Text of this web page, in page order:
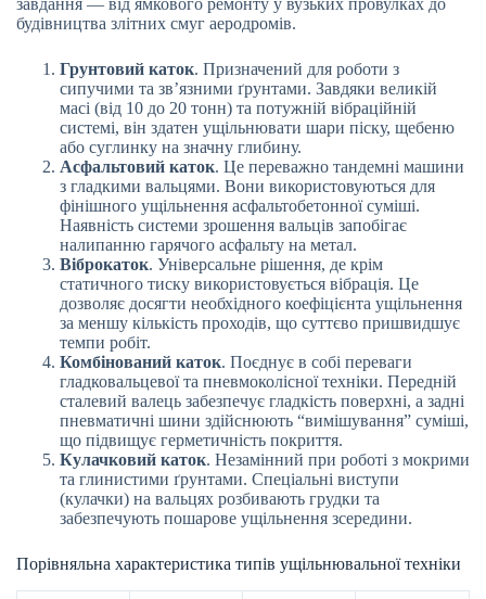
завдання — від ямкового ремонту у вузьких провулках до
будівництва злітних смуг аеродромів.
Грунтовий каток. Призначений для роботи з
сипучими та зв’язними ґрунтами. Завдяки великій
масі (від 10 до 20 тонн) та потужній вібраційній
системі, він здатен ущільнювати шари піску, щебеню
або суглинку на значну глибину.
Асфальтовий каток. Це переважно тандемні машини
з гладкими вальцями. Вони використовуються для
фінішного ущільнення асфальтобетонної суміші.
Наявність системи зрошення вальців запобігає
налипанню гарячого асфальту на метал.
Віброкаток. Універсальне рішення, де крім
статичного тиску використовується вібрація. Це
дозволяє досягти необхідного коефіцієнта ущільнення
за меншу кількість проходів, що суттєво пришвидшує
темпи робіт.
Комбінований каток. Поєднує в собі переваги
гладковальцевої та пневмоколісної техніки. Передній
сталевий валець забезпечує гладкість поверхні, а задні
пневматичні шини здійснюють “вимішування” суміші,
що підвищує герметичність покриття.
Кулачковий каток. Незамінний при роботі з мокрими
та глинистими ґрунтами. Спеціальні виступи
(кулачки) на вальцях розбивають грудки та
забезпечують пошарове ущільнення зсередини.
Порівняльна характеристика типів ущільнювальної техніки